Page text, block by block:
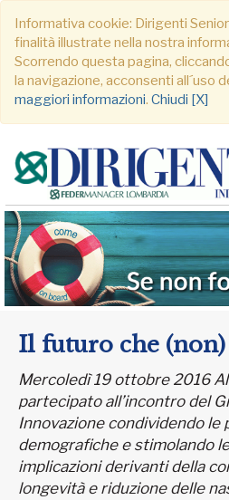
Informativa cookie: Dirigenti
finalità illustrate nella nostra
Scorrendo questa pagina,
la navigazione, acconsenti all´uso
maggiori informazioni. Chiudi [X]
Il futuro che (non)
Mercoledì 19 ottobre 2016
partecipato all’incontro del
Innovazione condividendo le
demografiche e stimolando
implicazioni derivanti della
longevità e riduzione delle